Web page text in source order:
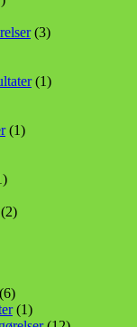
(3)
(1)
(1)
(1)